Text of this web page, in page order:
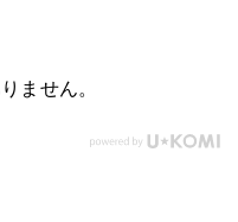
ません。